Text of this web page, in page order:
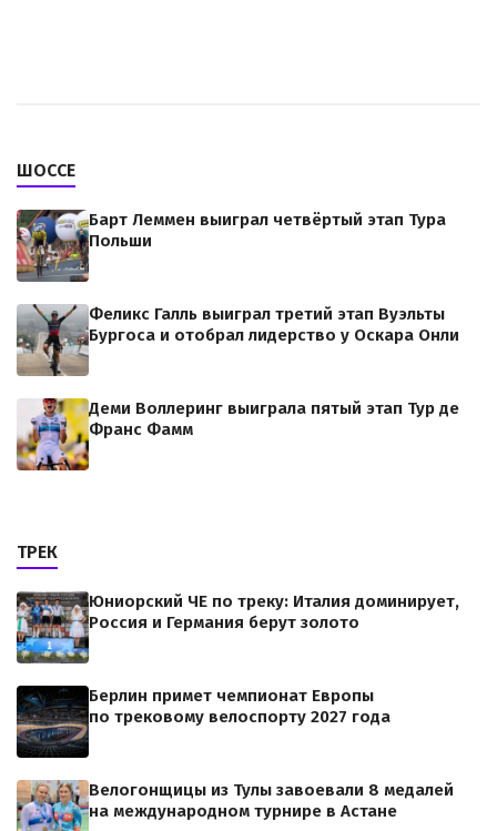
ШОССЕ
Барт Леммен выиграл четвёртый этап Тура
Польши
Феликс Галль выиграл третий этап Вуэльты
Бургоса и отобрал лидерство у Оскара Онли
Деми Воллеринг выиграла пятый этап Тур де
Франс Фамм
ТРЕК
Юниорский ЧЕ по треку: Италия доминирует,
Россия и Германия берут золото
Берлин примет чемпионат Европы
по трековому велоспорту 2027 года
Велогонщицы из Тулы завоевали 8 медалей
на международном турнире в Астане